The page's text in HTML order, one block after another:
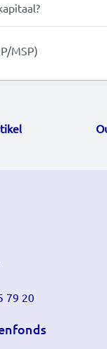
MSP)
79 20